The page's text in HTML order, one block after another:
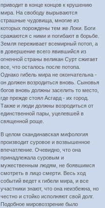
приводит в конце концов к крушению
мира. На свободу вырываются
страшные чудовища, многие из
которых порождены тем же Локи. Боги
сражаются с ними и погибают в борьбе.
Земля переживает всемирный потоп, а
в довершение всего явившийся из
огненной страны великан Сурт сжигает
все, что осталось после потопа.
Однако гибель мира не окончательна -
он должен возродиться вновь. Сыновья
богов вновь должны заселить то место,
где прежде стоял Асгард - их город.
Также и люди должны возродиться от
единственной пары, уцелевшей в
священной роще.
В целом скандинавская мифология
производит суровое и возвышенное
впечатление. Очевидно, что она
принадлежала суровым и
мужественным людям, не боявшимся
смотреть в лицо смерти. Весь ход
событий ведет к гибели мира, и все
участники знают, что она неизбежна, но
честно и стойко исполняют свой долг.
Подобное мировоззрение было